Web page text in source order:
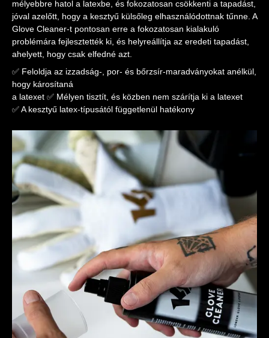
mélyebbre hatol a latexbe, és fokozatosan csökkenti a tapadást,
jóval azelőtt, hogy a kesztyű külsőleg elhasználódottnak tűnne. A
Glove Cleaner-t pontosan erre a fokozatosan kialakuló
problémára fejlesztették ki, és helyreállítja az eredeti tapadást,
ahelyett, hogy csak elfedné azt.
✅ Feloldja az izzadság-, por- és bőrzsír-maradványokat anélkül,
hogy károsítaná
a latexet ✅ Mélyen tisztít, és közben nem szárítja ki a latexet
✅ A kesztyű latex-típusától függetlenül hatékony